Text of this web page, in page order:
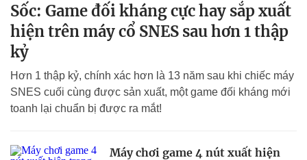
Sốc: Game đối kháng cực hay sắp xuất
hiện trên máy cổ SNES sau hơn 1 thập
kỷ
Hơn 1 thập kỷ, chính xác hơn là 13 năm sau khi chiếc máy
SNES cuối cùng được sản xuất, một game đối kháng mới
toanh lại chuẩn bị được ra mắt!
Máy chơi game 4 nút xuất hiện